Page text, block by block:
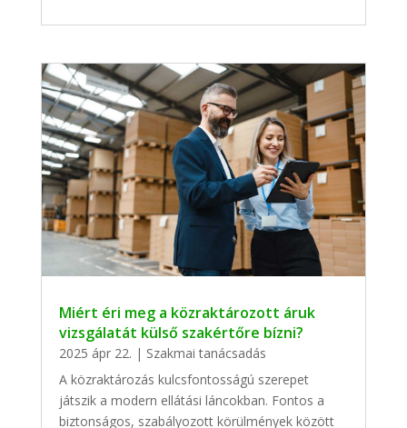
Miért éri meg a közraktározott áruk
vizsgálatát külső szakértőre bízni?
2025 ápr 22. | Szakmai tanácsadás
A közraktározás kulcsfontosságú szerepet
játszik a modern ellátási láncokban. Fontos a
biztonságos, szabályozott körülmények között